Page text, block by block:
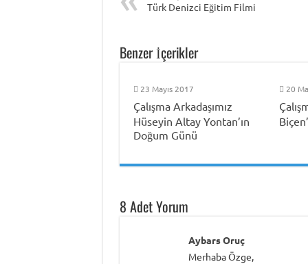
Türk Denizci Eğitim Filmi
Benzer İçerikler
23 Mayıs 2017
Çalışma Arkadaşımız
Hüseyin Altay Yontan’ın
Doğum Günü
20
8 Adet Yorum
Aybars Oruç
Merhaba Özge,